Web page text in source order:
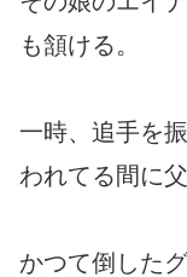
も頷ける。
一時、追手を
われてる間に
かつて倒した